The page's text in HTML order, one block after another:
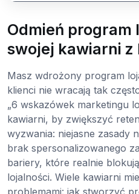
Odmień
swojej kawiarni z
Masz wdrożony program
klienci nie wracają tak
„6 wskazówek marketingu
kawiarni, by zwiększyć
wyzwania: niejasne zasady
brak spersonalizowanego
bariery, które realnie
lojalności. Wiele kawiarni